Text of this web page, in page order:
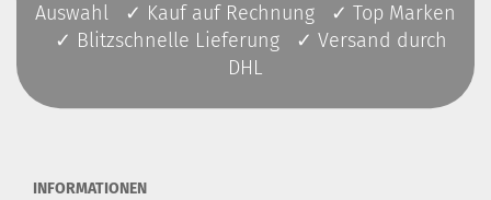
Auswahl ✓ Kauf auf Rechnung ✓ Top Marken
✓ Blitzschnelle Lieferung ✓ Versand durch
DHL
INFORMATIONEN